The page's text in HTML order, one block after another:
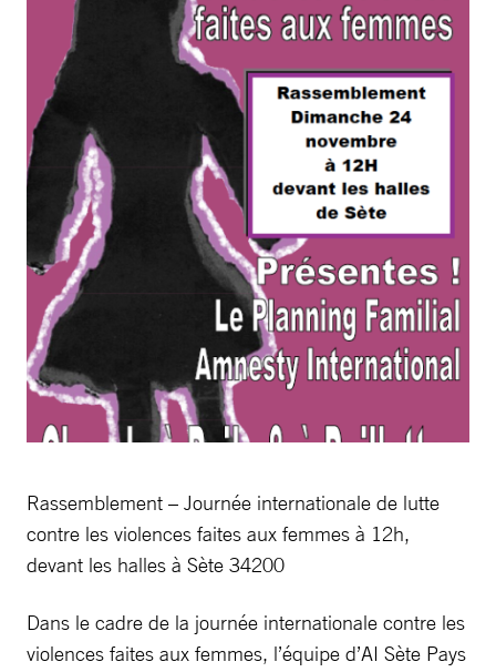
Rassemblement – Journée internationale de lutte
contre les violences faites aux femmes à 12h,
devant les halles à Sète 34200
Dans le cadre de la journée internationale contre les
violences faites aux femmes, l’équipe d’AI Sète Pays